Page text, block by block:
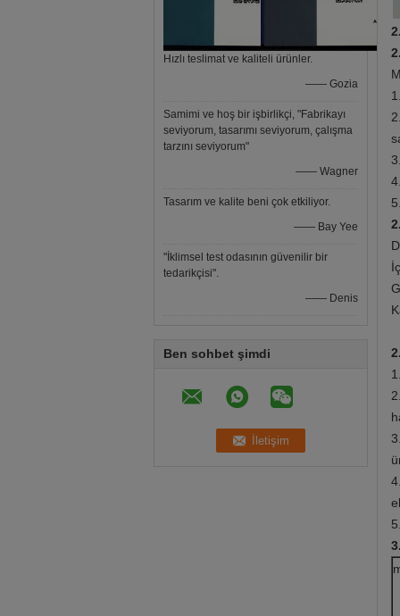
Hızlı teslimat ve kaliteli ürünler.
—— Gozia
Samimi ve hoş bir işbirlikçi, "Fabrikayı
seviyorum, tasarımı seviyorum, çalışma
tarzını seviyorum"
—— Wagner
Tasarım ve kalite beni çok etkiliyor.
—— Bay Yee
"İklimsel test odasının güvenilir bir
tedarikçisi".
—— Denis
Ben sohbet şimdi